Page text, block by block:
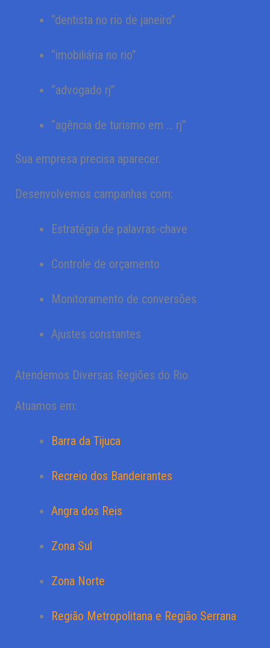
“dentista no rio de janeiro”
“imobiliária no rio”
“advogado rj”
“agência de turismo em … rj”
Sua empresa precisa aparecer.
Desenvolvemos campanhas com:
Estratégia de palavras-chave
Controle de orçamento
Monitoramento de conversões
Ajustes constantes
Atendemos Diversas Regiões do Rio
Atuamos em:
Barra da Tijuca
Recreio dos Bandeirantes
Angra dos Reis
Zona Sul
Zona Norte
Região Metropolitana e Região Serrana